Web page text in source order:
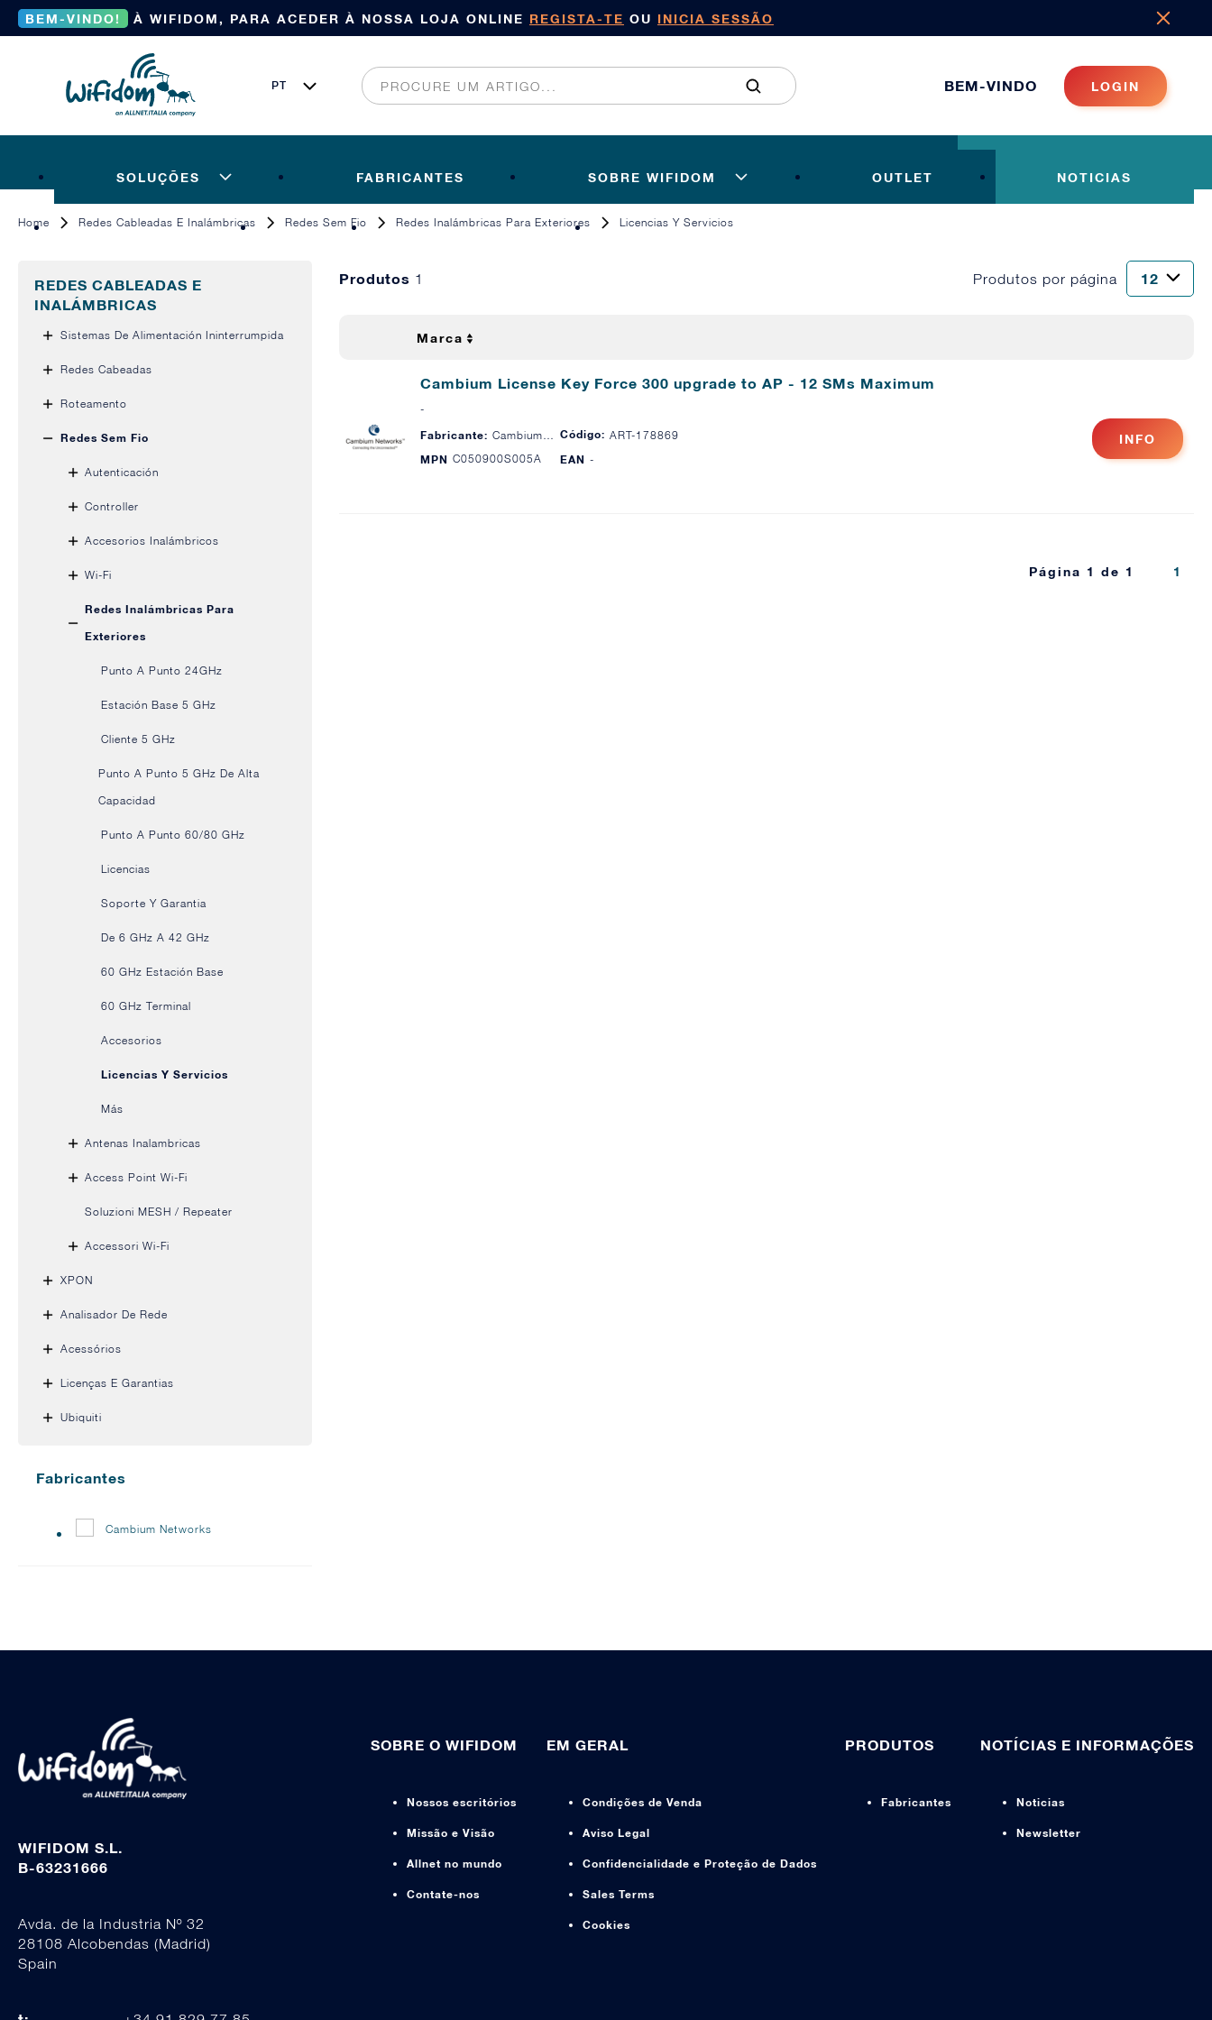
BEM-VINDO! À WIFIDOM, PARA ACEDER À NOSSA LOJA ONLINE REGISTA-TE OU INICIA SESSÃO
BEM-VINDO LOGIN
SOLUÇÕES FABRICANTES SOBRE WIFIDOM OUTLET NOTICIAS
Home Redes Cableadas E Inalámbricas Redes Sem Fio Redes Inalámbricas Para Exteriores Licencias Y Servicios
REDES CABLEADAS E
INALÁMBRICAS
Sistemas De Alimentación Ininterrumpida
Redes Cabeadas
Roteamento
Redes Sem Fio
Autenticación
Controller
Accesorios Inalámbricos
Wi-Fi
Redes Inalámbricas Para
Exteriores
Punto A Punto 24GHz
Estación Base 5 GHz
Cliente 5 GHz
Punto A Punto 5 GHz De Alta
Capacidad
Punto A Punto 60/80 GHz
Licencias
Soporte Y Garantia
De 6 GHz A 42 GHz
60 GHz Estación Base
60 GHz Terminal
Accesorios
Licencias Y Servicios
Más
Antenas Inalambricas
Access Point Wi-Fi
Soluzioni MESH / Repeater
Accessori Wi-Fi
XPON
Analisador De Rede
Acessórios
Licenças E Garantias
Ubiquiti
Fabricantes
Cambium Networks
Produtos 1 Produtos por página
Marca
Cambium License Key Force 300 upgrade to AP - 12 SMs Maximum
-
Fabricante:
Código: ART-178869
MPN C050900S005A EAN -
INFO
Página 1 de 1 1
WIFIDOM S.L.
B-63231666
Avda. de la Industria Nº 32
28108 Alcobendas (Madrid)
Spain
SOBRE O WIFIDOM
Nossos escritórios
Missão e Visão
Allnet no mundo
Contate-nos
EM GERAL
Condições de Venda
Aviso Legal
Confidencialidade e Proteção de Dados
Sales Terms
Cookies
PRODUTOS
Fabricantes
NOTÍCIAS E INFORMAÇÕES
Noticias
Newsletter